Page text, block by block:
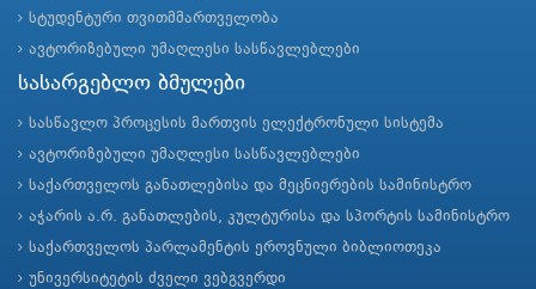
სტუდენტური თვითმმართველობა
ავტორიზებული უმაღლესი სასწავლებლები
სასარგებლო ბმულები
სასწავლო პროცესის მართვის ელექტრონული სისტემა
ავტორიზებული უმაღლესი სასწავლებლები
საქართველოს განათლებისა და მეცნიერების სამინისტრო
აჭარის ა.რ. განათლების, კულტურისა და სპორტის სამინისტრო
საქართველოს პარლამენტის ეროვნული ბიბლიოთეკა
უნივერსიტეტის ძველი ვებგვერდი